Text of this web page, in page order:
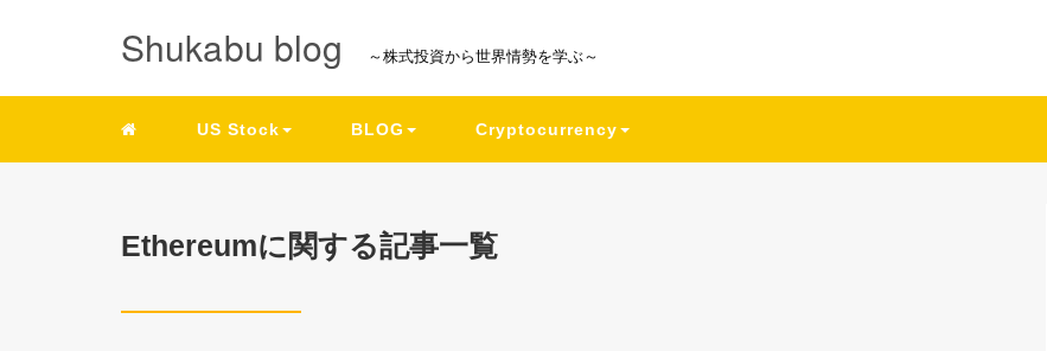
Shukabu blog ～株式投資から世界情勢を学ぶ～
US Stock BLOG Cryptocurrency
Ethereumに関する記事一覧